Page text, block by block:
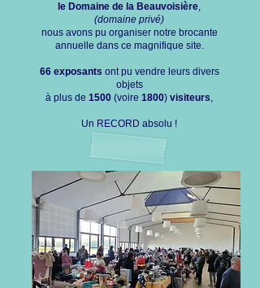
le Domaine de la Beauvoisière,
(domaine privé)
nous avons pu organiser notre brocante
annuelle dans ce magnifique site.
66 exposants ont pu vendre leurs divers
objets
à plus de 1500 (voire 1800) visiteurs,
Un RECORD absolu !